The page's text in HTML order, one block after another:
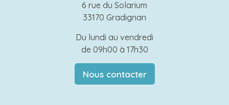
6 rue du Solarium
33170 Gradignan
Du lundi au vendredi
de 09h00 à 17h30
Nous contacter